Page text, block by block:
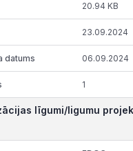
20.94 KB
23.09.2024
06.09.2024
1
līgumi/ligumu